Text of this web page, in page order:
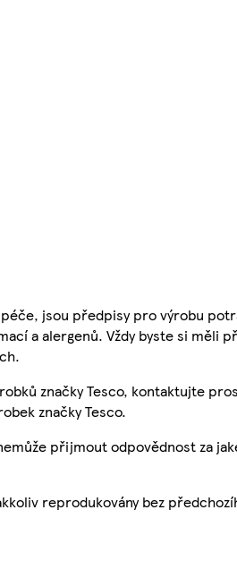
jsou předpisy pro výrobu
a alergenů. Vždy byste si měli
značky Tesco, kontaktujte
značky Tesco.
přijmout odpovědnost za
reprodukovány bez